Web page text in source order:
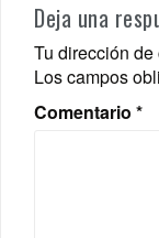
Deja una
Tu dirección
Los campos
Comentario *